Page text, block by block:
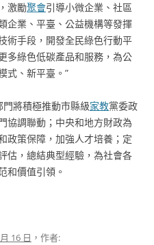
激勵聚會引導小微企業、社區
企業、平臺、公益機構等發揮
術手段，開發全民綠色行動平
多綠色低碳產品和服務，為公
式、新平臺。”
將積極推動市縣級家教黨委政
協調聯動；中央和地方財政為
政策保障，加強人才培養；定
估，總結典型經驗，為社會各
和價值引領。
16 日 ，作者: